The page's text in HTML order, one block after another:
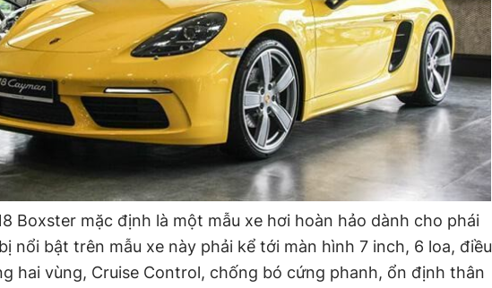
Boxster mặc định là một mẫu xe hơi hoàn hảo dành cho phái
nổi bật trên mẫu xe này phải kể tới màn hình 7 inch, 6 loa, điều
hai vùng, Cruise Control, chống bó cứng phanh, ổn định thân